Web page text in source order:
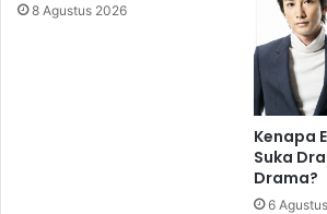
8 Agustus 2026
Kenapa
Suka
Drama?
6